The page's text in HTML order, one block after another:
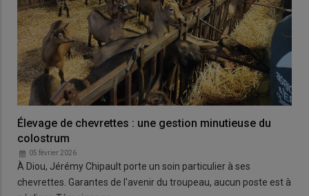
Élevage de chevrettes : une gestion minutieuse du
colostrum
05 février 2026
À Diou, Jérémy Chipault porte un soin particulier à ses
chevrettes. Garantes de l'avenir du troupeau, aucun poste est à